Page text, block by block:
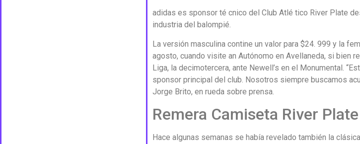
adidas es sponsor té cnico del Club Atlé tico River Plate
industria del balompié.
La versión masculina contine un valor para $24. 999 y la
agosto, cuando visite an Autónomo en Avellaneda, si bien
Liga, la decimotercera, ante Newell’s en el Monumental.
sponsor principal del club. Nosotros siempre buscamos
Jorge Brito, en rueda sobre prensa.
Remera Camiseta River
Hace algunas semanas se había revelado también la